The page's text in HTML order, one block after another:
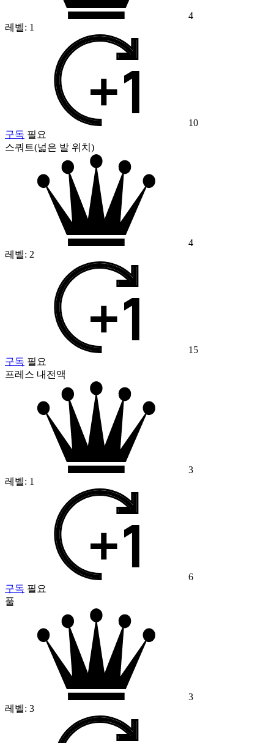
4
레벨: 1
10
구독 필요
스쿼트(넓은 발 위치)
4
레벨: 2
15
구독 필요
프레스 내전액
3
레벨: 1
6
구독 필요
풀
3
레벨: 3